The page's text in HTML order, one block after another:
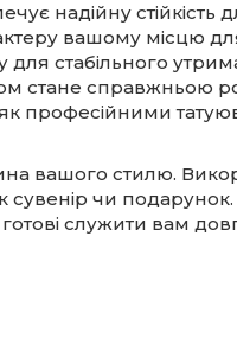
надійну стійкість
вашому місцю
стабільного
стане справжньою
професійними
вашого стилю.
сувенір чи подарунок.
служити вам